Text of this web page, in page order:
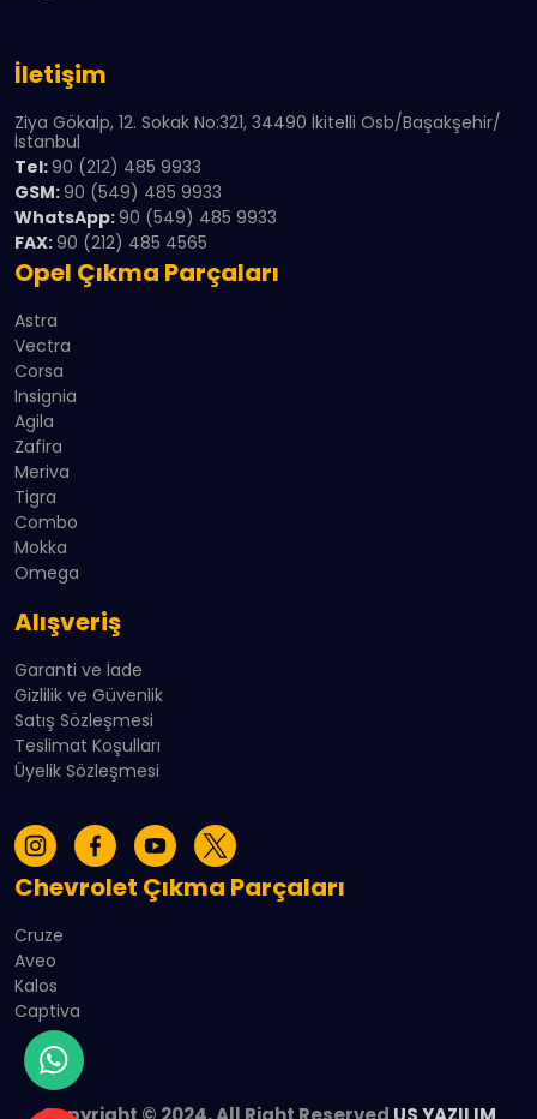
İletişim
Ziya Gökalp, 12. Sokak No:321, 34490 İkitelli Osb/Başakşehir/
İstanbul
Tel:90 (212) 485 9933
GSM:90 (549) 485 9933
WhatsApp:90 (549) 485 9933
FAX:90 (212) 485 4565
Opel Çıkma Parçaları
Astra
Vectra
Corsa
Insignia
Agila
Zafira
Meriva
Tigra
Combo
Mokka
Omega
Alışveriş
Garanti ve İade
Gizlilik ve Güvenlik
Satış Sözleşmesi
Teslimat Koşulları
Üyelik Sözleşmesi
Chevrolet Çıkma Parçaları
Cruze
Aveo
Kalos
Captiva